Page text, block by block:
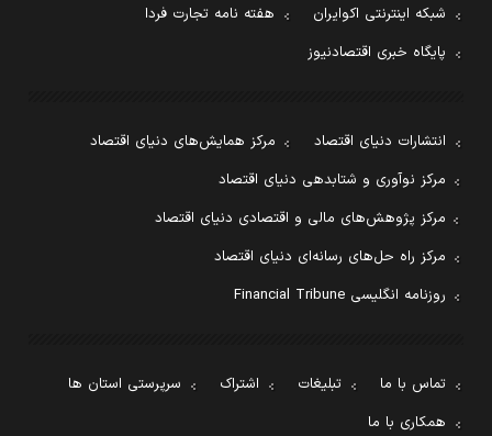
شبکه اینترنتی اکوایران
هفته نامه تجارت فردا
پایگاه خبری اقتصادنیوز
انتشارات دنیای اقتصاد
مرکز همایش‌های دنیای اقتصاد
مرکز نوآوری و شتابدهی دنیای اقتصاد
مرکز پژوهش‌های مالی و اقتصادی دنیای اقتصاد
مرکز راه حل‌های رسانه‌ای دنیای اقتصاد
روزنامه انگلیسی Financial Tribune
تماس با ما تبلیغات اشتراک
سرپرستی استان ها
همکاری با ما